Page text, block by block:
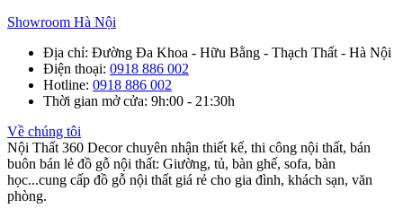
Showroom Hà Nội
Địa chỉ: Đường Đa Khoa - Hữu Bằng - Thạch Thất - Hà Nội
Điện thoại: 0918 886 002
Hotline: 0918 886 002
Thời gian mở cửa: 9h:00 - 21:30h
Về chúng tôi
Nội Thất 360 Decor chuyên nhận thiết kế, thi công nội thất, bán
buôn bán lẻ đồ gỗ nội thất: Giường, tủ, bàn ghế, sofa, bàn
học...cung cấp đồ gỗ nội thất giá rẻ cho gia đình, khách sạn, văn
phòng.